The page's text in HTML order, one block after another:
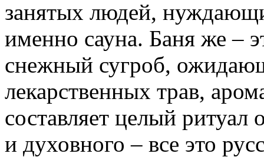
занятых людей,
именно сауна. Баня же –
снежный сугроб,
лекарственных трав,
составляет целый ритуал
и духовного – все это